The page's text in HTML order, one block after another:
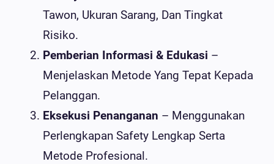
Tawon, Ukuran Sarang, Dan Tingkat
Risiko.
Pemberian Informasi & Edukasi –
Menjelaskan Metode Yang Tepat Kepada
Pelanggan.
Eksekusi Penanganan – Menggunakan
Perlengkapan Safety Lengkap Serta
Metode Profesional.